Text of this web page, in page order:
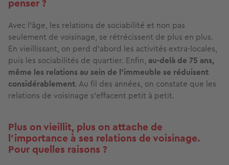
penser ?
Avec l’âge, les relations de sociabilité et non pas
seulement de voisinage, se rétrécissent de plus en plus.
En vieillissant, on perd d’abord les activités extra-locales,
puis les sociabilités de quartier. Enfin, au-delà de 75 ans,
même les relations au sein de l’immeuble se réduisent
considérablement. Au fil des années, on constate que les
relations de voisinage s’effacent petit à petit.
Plus on vieillit, plus on attache de
l’importance à ses relations de voisinage.
Pour quelles raisons ?